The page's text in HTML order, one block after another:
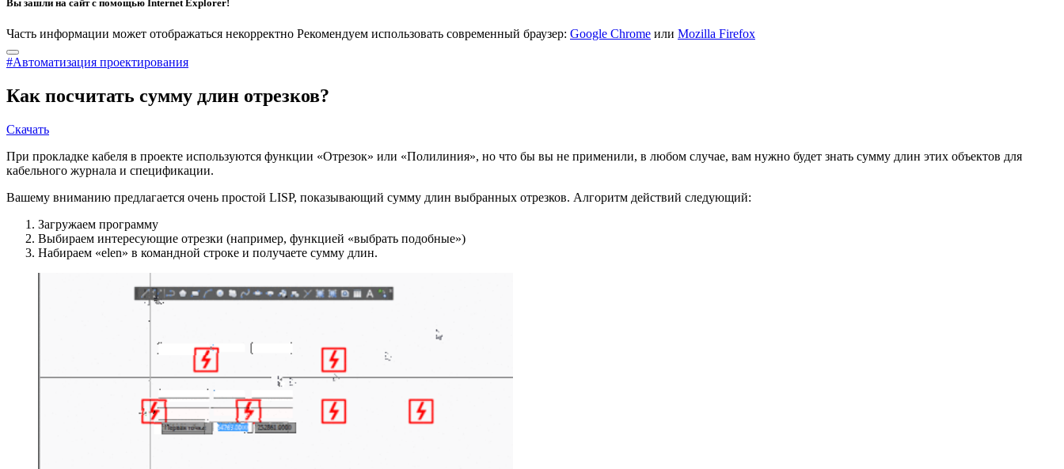
Вы зашли на сайт с помощью Internet Explorer!
Часть информации может отображаться некорректно Рекомендуем использовать современный браузер: Google Chrome или Mozilla Firefox
#Автоматизация проектирования
Как посчитать сумму длин отрезков?
Скачать
При прокладке кабеля в проекте используются функции «Отрезок» или «Полилиния», но что бы вы не применили, в любом случае, вам нужно будет знать сумму длин этих объектов для
кабельного журнала и спецификации.
Вашему вниманию предлагается очень простой LISP, показывающий сумму длин выбранных отрезков. Алгоритм действий следующий:
Загружаем программу
Выбираем интересующие отрезки (например, функцией «выбрать подобные»)
Набираем «elen» в командной строке и получаете сумму длин.